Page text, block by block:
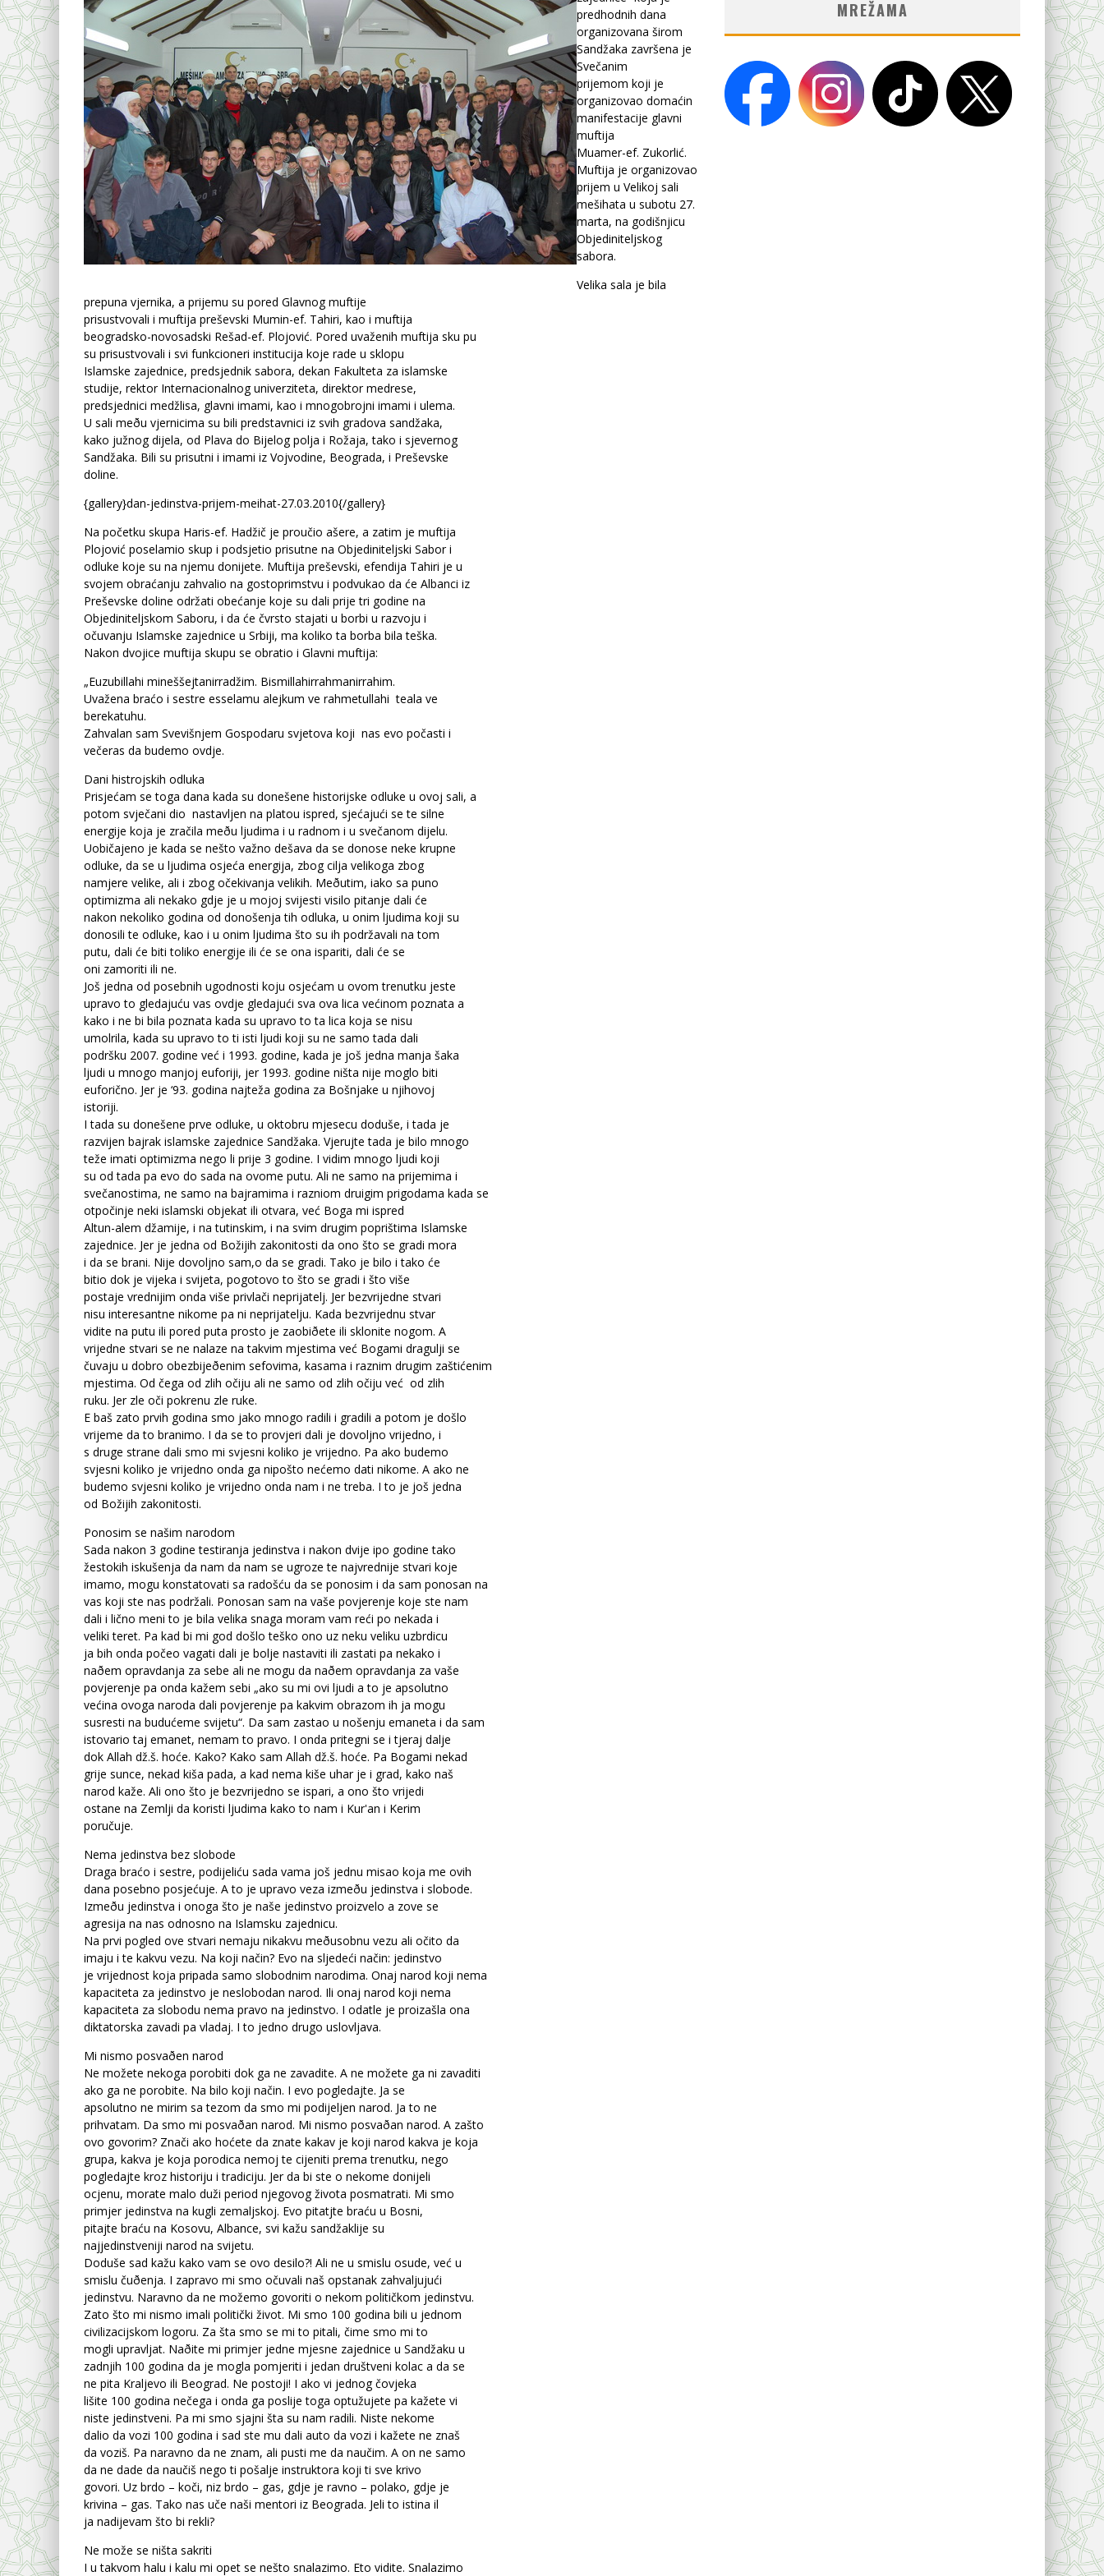
predhodnih dana
organizovana širom
Sandžaka završena je
Svečanim
prijemom koji je
organizovao domaćin
manifestacije glavni
muftija
Muamer-ef. Zukorlić.
Muftija je organizovao
prijem u Velikoj sali
mešihata u subotu 27.
marta, na godišnjicu
Objediniteljskog
sabora.
Velika sala je bila
prepuna vjernika, a prijemu su pored Glavnog muftije
prisustvovali i muftija preševski Mumin-ef. Tahiri, kao i muftija
beogradsko-novosadski Rešad-ef. Plojović. Pored uvaženih muftija sku pu
su prisustvovali i svi funkcioneri institucija koje rade u sklopu
Islamske zajednice, predsjednik sabora, dekan Fakulteta za islamske
studije, rektor Internacionalnog univerziteta, direktor medrese,
predsjednici medžlisa, glavni imami, kao i mnogobrojni imami i ulema.
U sali meðu vjernicima su bili predstavnici iz svih gradova sandžaka,
kako južnog dijela, od Plava do Bijelog polja i Rožaja, tako i sjevernog
Sandžaka. Bili su prisutni i imami iz Vojvodine, Beograda, i Preševske
doline.
{gallery}dan-jedinstva-prijem-meihat-27.03.2010{/gallery}
Na početku skupa Haris-ef. Hadžič je proučio ašere, a zatim je muftija
Plojović poselamio skup i podsjetio prisutne na Objediniteljski Sabor i
odluke koje su na njemu donijete. Muftija preševski, efendija Tahiri je u
svojem obraćanju zahvalio na gostoprimstvu i podvukao da će Albanci iz
Preševske doline održati obećanje koje su dali prije tri godine na
Objediniteljskom Saboru, i da će čvrsto stajati u borbi u razvoju i
očuvanju Islamske zajednice u Srbiji, ma koliko ta borba bila teška.
Nakon dvojice muftija skupu se obratio i Glavni muftija:
„Euzubillahi mineššejtanirradžim. Bismillahirrahmanirrahim.
Uvažena braćo i sestre esselamu alejkum ve rahmetullahi teala ve
berekatuhu.
Zahvalan sam Svevišnjem Gospodaru svjetova koji nas evo počasti i
večeras da budemo ovdje.
Dani histrojskih odluka
Prisjećam se toga dana kada su donešene historijske odluke u ovoj sali, a
potom svječani dio nastavljen na platou ispred, sjećajući se te silne
energije koja je zračila meðu ljudima i u radnom i u svečanom dijelu.
Uobičajeno je kada se nešto važno dešava da se donose neke krupne
odluke, da se u ljudima osjeća energija, zbog cilja velikoga zbog
namjere velike, ali i zbog očekivanja velikih. Meðutim, iako sa puno
optimizma ali nekako gdje je u mojoj svijesti visilo pitanje dali će
nakon nekoliko godina od donošenja tih odluka, u onim ljudima koji su
donosili te odluke, kao i u onim ljudima što su ih podržavali na tom
putu, dali će biti toliko energije ili će se ona ispariti, dali će se
oni zamoriti ili ne.
Još jedna od posebnih ugodnosti koju osjećam u ovom trenutku jeste
upravo to gledajuću vas ovdje gledajući sva ova lica većinom poznata a
kako i ne bi bila poznata kada su upravo to ta lica koja se nisu
umolrila, kada su upravo to ti isti ljudi koji su ne samo tada dali
podršku 2007. godine već i 1993. godine, kada je još jedna manja šaka
ljudi u mnogo manjoj euforiji, jer 1993. godine ništa nije moglo biti
euforično. Jer je ‘93. godina najteža godina za Bošnjake u njihovoj
istoriji.
I tada su donešene prve odluke, u oktobru mjesecu doduše, i tada je
razvijen bajrak islamske zajednice Sandžaka. Vjerujte tada je bilo mnogo
teže imati optimizma nego li prije 3 godine. I vidim mnogo ljudi koji
su od tada pa evo do sada na ovome putu. Ali ne samo na prijemima i
svečanostima, ne samo na bajramima i razniom druigim prigodama kada se
otpočinje neki islamski objekat ili otvara, već Boga mi ispred
Altun-alem džamije, i na tutinskim, i na svim drugim poprištima Islamske
zajednice. Jer je jedna od Božijih zakonitosti da ono što se gradi mora
i da se brani. Nije dovoljno sam,o da se gradi. Tako je bilo i tako će
bitio dok je vijeka i svijeta, pogotovo to što se gradi i što više
postaje vrednijim onda više privlači neprijatelj. Jer bezvrijedne stvari
nisu interesantne nikome pa ni neprijatelju. Kada bezvrijednu stvar
vidite na putu ili pored puta prosto je zaobiðete ili sklonite nogom. A
vrijedne stvari se ne nalaze na takvim mjestima već Bogami dragulji se
čuvaju u dobro obezbijeðenim sefovima, kasama i raznim drugim zaštićenim
mjestima. Od čega od zlih očiju ali ne samo od zlih očiju već od zlih
ruku. Jer zle oči pokrenu zle ruke.
E baš zato prvih godina smo jako mnogo radili i gradili a potom je došlo
vrijeme da to branimo. I da se to provjeri dali je dovoljno vrijedno, i
s druge strane dali smo mi svjesni koliko je vrijedno. Pa ako budemo
svjesni koliko je vrijedno onda ga nipošto nećemo dati nikome. A ako ne
budemo svjesni koliko je vrijedno onda nam i ne treba. I to je još jedna
od Božijih zakonitosti.
Ponosim se našim narodom
Sada nakon 3 godine testiranja jedinstva i nakon dvije ipo godine tako
žestokih iskušenja da nam da nam se ugroze te najvrednije stvari koje
imamo, mogu konstatovati sa radošću da se ponosim i da sam ponosan na
vas koji ste nas podržali. Ponosan sam na vaše povjerenje koje ste nam
dali i lično meni to je bila velika snaga moram vam reći po nekada i
veliki teret. Pa kad bi mi god došlo teško ono uz neku veliku uzbrdicu
ja bih onda počeo vagati dali je bolje nastaviti ili zastati pa nekako i
naðem opravdanja za sebe ali ne mogu da naðem opravdanja za vaše
povjerenje pa onda kažem sebi „ako su mi ovi ljudi a to je apsolutno
većina ovoga naroda dali povjerenje pa kakvim obrazom ih ja mogu
susresti na budućeme svijetu“. Da sam zastao u nošenju emaneta i da sam
istovario taj emanet, nemam to pravo. I onda pritegni se i tjeraj dalje
dok Allah dž.š. hoće. Kako? Kako sam Allah dž.š. hoće. Pa Bogami nekad
grije sunce, nekad kiša pada, a kad nema kiše uhar je i grad, kako naš
narod kaže. Ali ono što je bezvrijedno se ispari, a ono što vrijedi
ostane na Zemlji da koristi ljudima kako to nam i Kur'an i Kerim
poručuje.
Nema jedinstva bez slobode
Draga braćo i sestre, podijeliću sada vama još jednu misao koja me ovih
dana posebno posjećuje. A to je upravo veza izmeðu jedinstva i slobode.
Izmeðu jedinstva i onoga što je naše jedinstvo proizvelo a zove se
agresija na nas odnosno na Islamsku zajednicu.
Na prvi pogled ove stvari nemaju nikakvu meðusobnu vezu ali očito da
imaju i te kakvu vezu. Na koji način? Evo na sljedeći način: jedinstvo
je vrijednost koja pripada samo slobodnim narodima. Onaj narod koji nema
kapaciteta za jedinstvo je neslobodan narod. Ili onaj narod koji nema
kapaciteta za slobodu nema pravo na jedinstvo. I odatle je proizašla ona
diktatorska zavadi pa vladaj. I to jedno drugo uslovljava.
Mi nismo posvaðen narod
Ne možete nekoga porobiti dok ga ne zavadite. A ne možete ga ni zavaditi
ako ga ne porobite. Na bilo koji način. I evo pogledajte. Ja se
apsolutno ne mirim sa tezom da smo mi podijeljen narod. Ja to ne
prihvatam. Da smo mi posvaðan narod. Mi nismo posvaðan narod. A zašto
ovo govorim? Znači ako hoćete da znate kakav je koji narod kakva je koja
grupa, kakva je koja porodica nemoj te cijeniti prema trenutku, nego
pogledajte kroz historiju i tradiciju. Jer da bi ste o nekome donijeli
ocjenu, morate malo duži period njegovog života posmatrati. Mi smo
primjer jedinstva na kugli zemaljskoj. Evo pitatjte braću u Bosni,
pitajte braću na Kosovu, Albance, svi kažu sandžaklije su
najjedinstveniji narod na svijetu.
Doduše sad kažu kako vam se ovo desilo?! Ali ne u smislu osude, već u
smislu čuðenja. I zapravo mi smo očuvali naš opstanak zahvaljujući
jedinstvu. Naravno da ne možemo govoriti o nekom političkom jedinstvu.
Zato što mi nismo imali politički život. Mi smo 100 godina bili u jednom
civilizacijskom logoru. Za šta smo se mi to pitali, čime smo mi to
mogli upravljat. Naðite mi primjer jedne mjesne zajednice u Sandžaku u
zadnjih 100 godina da je mogla pomjeriti i jedan društveni kolac a da se
ne pita Kraljevo ili Beograd. Ne postoji! I ako vi jednog čovjeka
lišite 100 godina nečega i onda ga poslije toga optužujete pa kažete vi
niste jedinstveni. Pa mi smo sjajni šta su nam radili. Niste nekome
dalio da vozi 100 godina i sad ste mu dali auto da vozi i kažete ne znaš
da voziš. Pa naravno da ne znam, ali pusti me da naučim. A on ne samo
da ne dade da naučiš nego ti pošalje instruktora koji ti sve krivo
govori. Uz brdo – koči, niz brdo – gas, gdje je ravno – polako, gdje je
krivina – gas. Tako nas uče naši mentori iz Beograda. Jeli to istina il
ja nadijevam što bi rekli?
Ne može se ništa sakriti
I u takvom halu i kalu mi opet se nešto snalazimo. Eto vidite. Snalazimo
MREŽAMA